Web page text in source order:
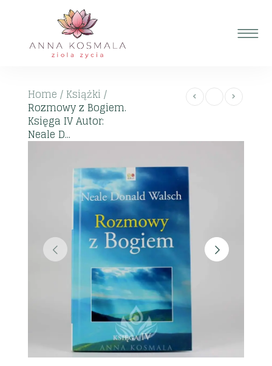
Home / Książki /
Rozmowy z Bogiem.
Księga IV Autor:
Neale D...